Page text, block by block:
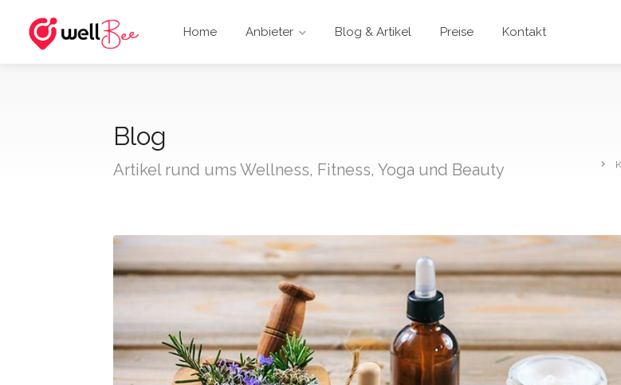
Home Anbieter Blog & Artikel Preise Kontakt
Blog
Artikel rund ums Wellness, Fitness, Yoga und Beauty